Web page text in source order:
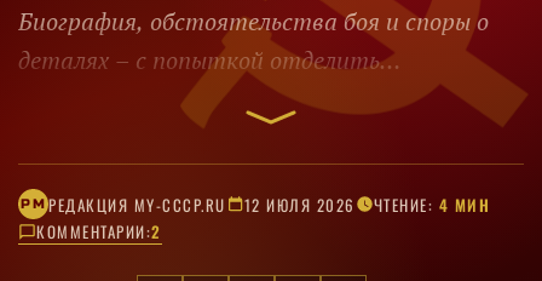
Биография, обстоятельства боя и споры о
деталях – с попыткой отделить
документально подтверждённое от поздних
РM РЕДАКЦИЯ MY-CCCP.RU 12 ИЮЛЯ 2026 ЧТЕНИЕ: 4 МИН
КОММЕНТАРИИ:2